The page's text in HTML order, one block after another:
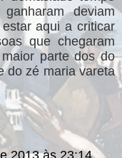
deviam
aqui a criticar
que chegaram
parte dos do
do zé maria vareta
2013 às 23:14